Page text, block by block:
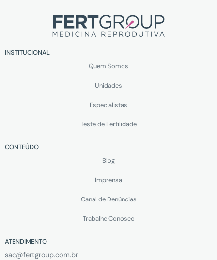
INSTITUCIONAL
Quem Somos
Unidades
Especialistas
Teste de Fertilidade
CONTEÚDO
Blog
Imprensa
Canal de Denúncias
Trabalhe Conosco
ATENDIMENTO
sac@fertgroup.com.br